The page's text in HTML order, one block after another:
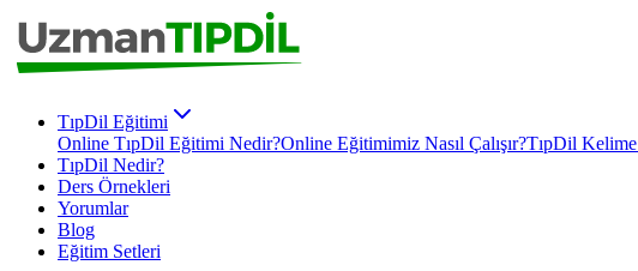
TıpDil Eğitimi
Online TıpDil Eğitimi Nedir?Online Eğitimimiz Nasıl Çalışır?TıpDil
TıpDil Nedir?
Ders Örnekleri
Yorumlar
Blog
Eğitim Setleri